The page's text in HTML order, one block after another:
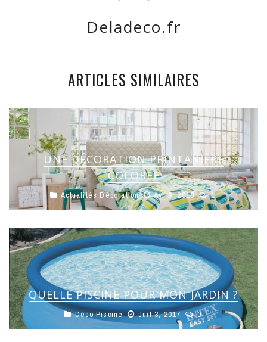
Deladeco.fr
ARTICLES SIMILAIRES
UNE DÉCORATION PRINTANIÈRE
COLORÉE
Actualités Décoration Avr 9, 2018 1
QUELLE PISCINE POUR MON JARDIN ?
Déco Piscine Juil 3, 2017 0